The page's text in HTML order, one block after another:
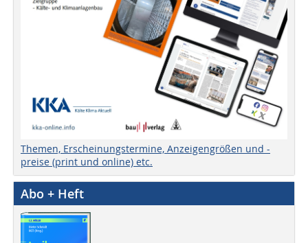
Themen, Erscheinungstermine, Anzeigengrößen und -
preise (print und online) etc.
Abo + Heft